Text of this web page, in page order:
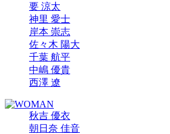
要 涼太
神里 愛士
岸本 崇志
佐々木 陽大
千葉 航平
中嶋 優貴
西澤 遼
秋吉 優衣
朝日奈 佳音